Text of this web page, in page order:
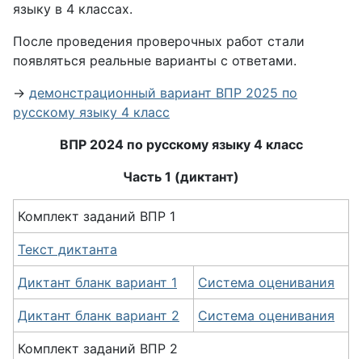
языку в 4 классах.
После проведения проверочных работ стали
появляться реальные варианты с ответами.
→ демонстрационный вариант ВПР 2025 по
русскому языку 4 класс
ВПР 2024 по русскому языку 4 класс
Часть 1 (диктант)
Комплект заданий ВПР 1
Текст диктанта
Диктант бланк вариант 1 Система оценивания
Диктант бланк вариант 2 Система оценивания
Комплект заданий ВПР 2